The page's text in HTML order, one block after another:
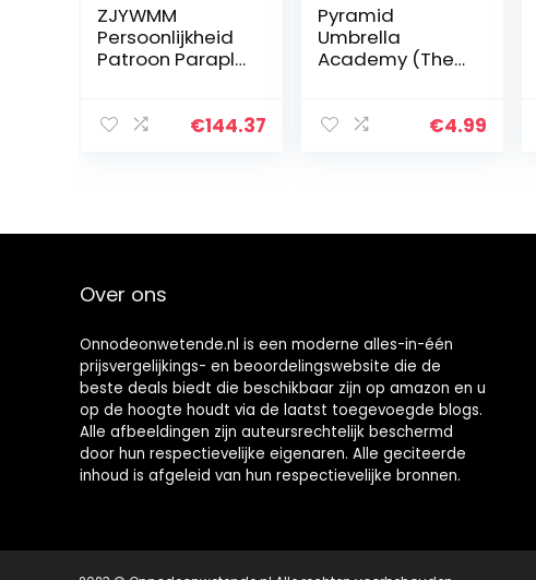
ZJYWMM
Persoonlijkheid
Patroon Paraplu
Paraplu Houder,
€144.37
Pyramid
Umbrella
Academy (The):
Poster
€4.99
Over ons
Onnodeonwetende.nl is een moderne alles-in-één
prijsvergelijkings- en beoordelingswebsite die de
beste deals biedt die beschikbaar zijn op amazon en u
op de hoogte houdt via de laatst toegevoegde blogs.
Alle afbeeldingen zijn auteursrechtelijk beschermd
door hun respectievelijke eigenaren. Alle geciteerde
inhoud is afgeleid van hun respectievelijke bronnen.